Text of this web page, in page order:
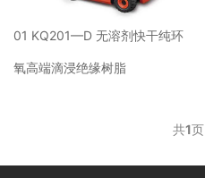
01 KQ201—D 无溶剂快干纯环
氧高端滴浸绝缘树脂
共1页